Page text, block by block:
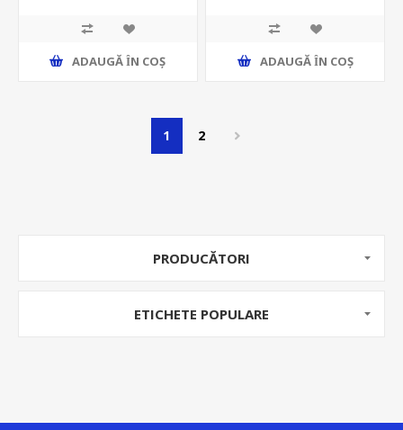
ADAUGĂ ȊN COŞ ADAUGĂ ȊN COŞ
1 2
PRODUCĂTORI
ETICHETE POPULARE